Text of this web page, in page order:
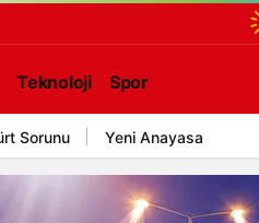
Teknoloji Spor
Sorunu Yeni Anayasa